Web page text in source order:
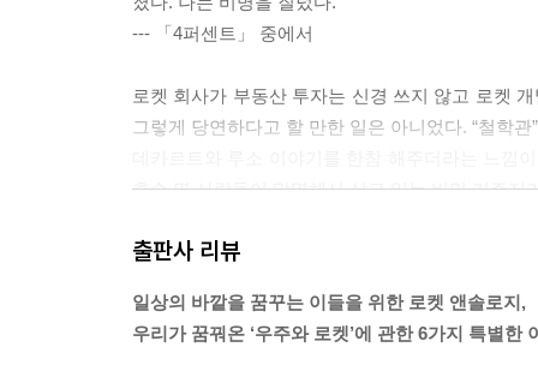
--- 「4퍼센트」 중에서
로켓 회사가 부동산 투자는 신경 쓰지 않고 로켓
그렇게 당연하다고 할 만한 일은 아니었다. “철학
후손 몇 사람들이 망명해서 살고 있는 비밀 거주지
벽을 향해 논리 폭탄을 실은 로켓을 쏘아 보낸 혐
--- 「나의 탈출을 우리의 순간들로 미분하면」 중
출판사 리뷰
일상의 바깥을 꿈꾸는 이들을 위한 로켓 앤솔로지,
우리가 꿈꿔온 ‘우주와 로켓’에 관한 6가지 특별한